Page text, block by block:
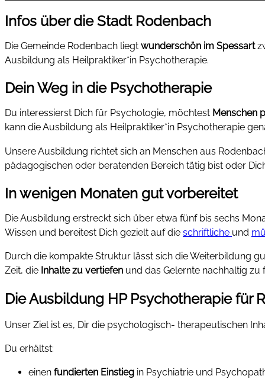
Infos über die Stadt Rodenbach
Die Gemeinde Rodenbach liegt wunderschön im Spessart
Ausbildung als Heilpraktiker*in Psychotherapie.
Dein Weg in die Psychotherapie
Du interessierst Dich für Psychologie, möchtest Menschen
kann die Ausbildung als Heilpraktiker*in Psychotherapie
Unsere Ausbildung richtet sich an Menschen aus
pädagogischen oder beratenden Bereich tätig bist oder
In wenigen Monaten gut vorbereitet
Die Ausbildung erstreckt sich über etwa fünf bis sechs
Wissen und bereitest Dich gezielt auf die schriftliche und
Durch die kompakte Struktur lässt sich die Weiterbildung
Zeit, die Inhalte zu vertiefen und das Gelernte nachhaltig zu
Die Ausbildung HP Psychotherapie für
Unser Ziel ist es, Dir die psychologisch- therapeutischen
Du erhältst:
einen fundierten Einstieg in Psychiatrie und